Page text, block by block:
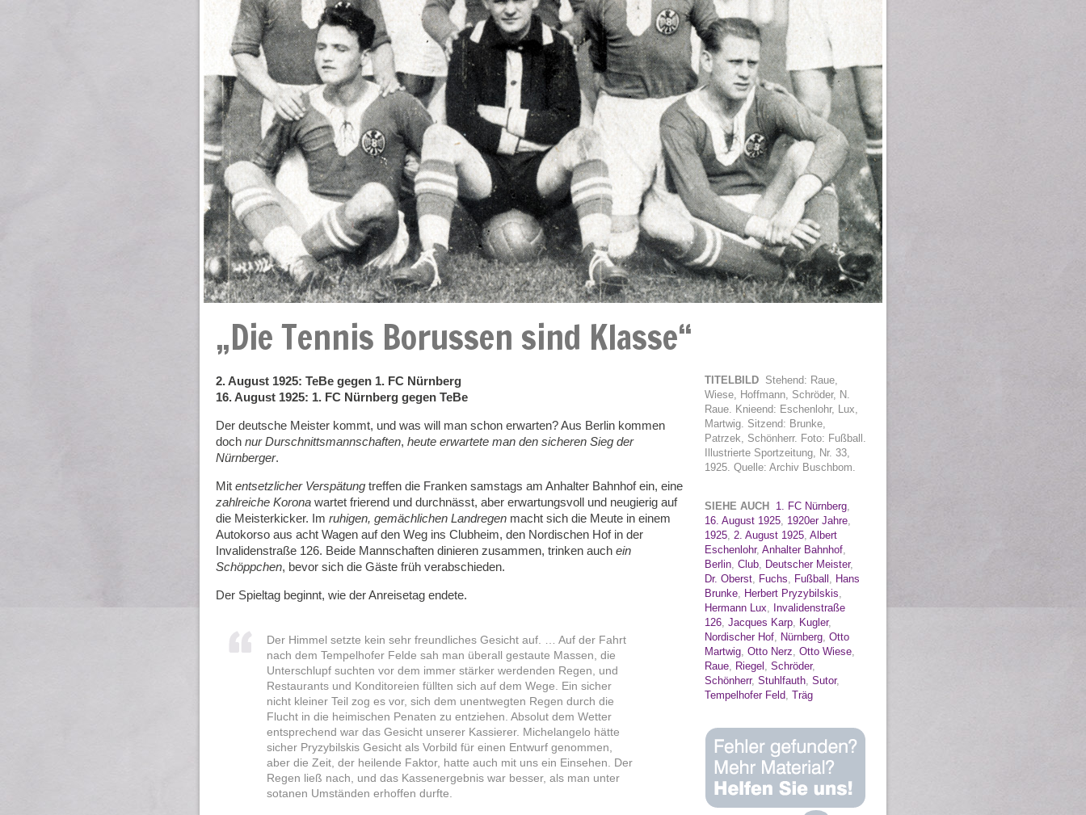
„Die Tennis Borussen sind Klasse“
2. August 1925: TeBe gegen 1. FC Nürnberg
16. August 1925: 1. FC Nürnberg gegen TeBe
Der deutsche Meister kommt, und was will man schon erwarten? Aus Berlin kommen
doch nur Durschnittsmannschaften, heute erwartete man den sicheren Sieg der
Nürnberger.
Mit entsetzlicher Verspätung treffen die Franken samstags am Anhalter Bahnhof ein, eine
zahlreiche Korona wartet frierend und durchnässt, aber erwartungsvoll und neugierig auf
die Meisterkicker. Im ruhigen, gemächlichen Landregen macht sich die Meute in einem
Autokorso aus acht Wagen auf den Weg ins Clubheim, den Nordischen Hof in der
Invalidenstraße 126. Beide Mannschaften dinieren zusammen, trinken auch ein
Schöppchen, bevor sich die Gäste früh verabschieden.
Der Spieltag beginnt, wie der Anreisetag endete.
Der Himmel setzte kein sehr freundliches Gesicht auf. … Auf der Fahrt
nach dem Tempelhofer Felde sah man überall gestaute Massen, die
Unterschlupf suchten vor dem immer stärker werdenden Regen, und
Restaurants und Konditoreien füllten sich auf dem Wege. Ein sicher
nicht kleiner Teil zog es vor, sich dem unentwegten Regen durch die
Flucht in die heimischen Penaten zu entziehen. Absolut dem Wetter
entsprechend war das Gesicht unserer Kassierer. Michelangelo hätte
sicher Pryzybilskis Gesicht als Vorbild für einen Entwurf genommen,
aber die Zeit, der heilende Faktor, hatte auch mit uns ein Einsehen. Der
Regen ließ nach, und das Kassenergebnis war besser, als man unter
sotanen Umständen erhoffen durfte.
TITELBILD Stehend: Raue,
Wiese, Hoffmann, Schröder, N.
Raue. Knieend: Eschenlohr, Lux,
Martwig. Sitzend: Brunke,
Patrzek, Schönherr. Foto: Fußball.
Illustrierte Sportzeitung, Nr. 33,
1925. Quelle: Archiv Buschbom.
SIEHE AUCH 1. FC Nürnberg,
16. August 1925, 1920er Jahre,
1925, 2. August 1925, Albert
Eschenlohr, Anhalter Bahnhof,
Berlin, Club, Deutscher Meister,
Dr. Oberst, Fuchs, Fußball , Hans
Brunke, Herbert Pryzybilskis,
Hermann Lux, Invalidenstraße
126, Jacques Karp, Kugler,
Nordischer Hof, Nürnberg, Otto
Martwig, Otto Nerz, Otto Wiese,
Raue, Riegel , Schröder,
Schönherr, Stuhlfauth, Sutor,
Tempelhofer Feld, Träg